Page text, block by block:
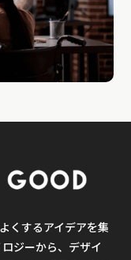
くするアイデアを集
ジーから、デザイ